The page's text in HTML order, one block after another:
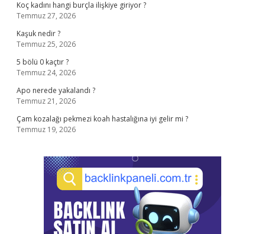
Koç kadını hangi burçla ilişkiye giriyor ?
Temmuz 27, 2026
Kaşuk nedir ?
Temmuz 25, 2026
5 bölü 0 kaçtır ?
Temmuz 24, 2026
Apo nerede yakalandı ?
Temmuz 21, 2026
Çam kozalağı pekmezi koah hastalığına iyi gelir mi ?
Temmuz 19, 2026